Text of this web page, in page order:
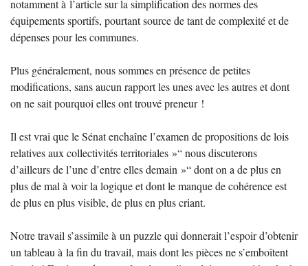
notamment à l’article sur la simplification des normes des
équipements sportifs, pourtant source de tant de complexité et de
dépenses pour les communes.
Plus généralement, nous sommes en présence de petites
modifications, sans aucun rapport les unes avec les autres et dont
on ne sait pourquoi elles ont trouvé preneur !
Il est vrai que le Sénat enchaîne l’examen de propositions de lois
relatives aux collectivités territoriales »“ nous discuterons
d’ailleurs de l’une d’entre elles demain »“ dont on a de plus en
plus de mal à voir la logique et dont le manque de cohérence est
de plus en plus visible, de plus en plus criant.
Notre travail s’assimile à un puzzle qui donnerait l’espoir d’obtenir
un tableau à la fin du travail, mais dont les pièces ne s’emboîtent